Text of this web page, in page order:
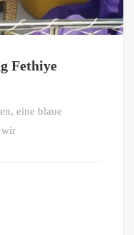
Fethiye
eine blaue
wir